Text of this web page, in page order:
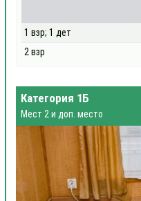
1 взр; 1 дет
2 взр
Категория 1Б
Мест 2 и доп. место